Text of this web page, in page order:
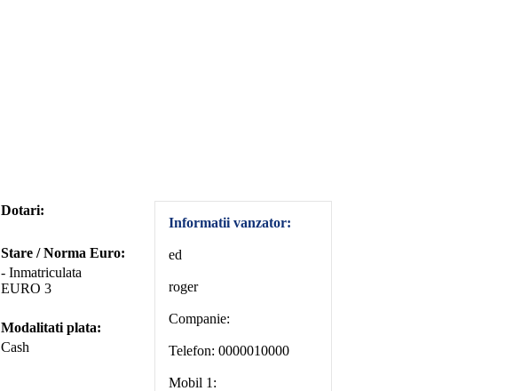
Dotari:
Stare / Norma Euro:
- Inmatriculata
EURO 3
Modalitati plata:
Cash
Informatii vanzator:
ed
roger
Companie:
Telefon: 0000010000
Mobil 1: